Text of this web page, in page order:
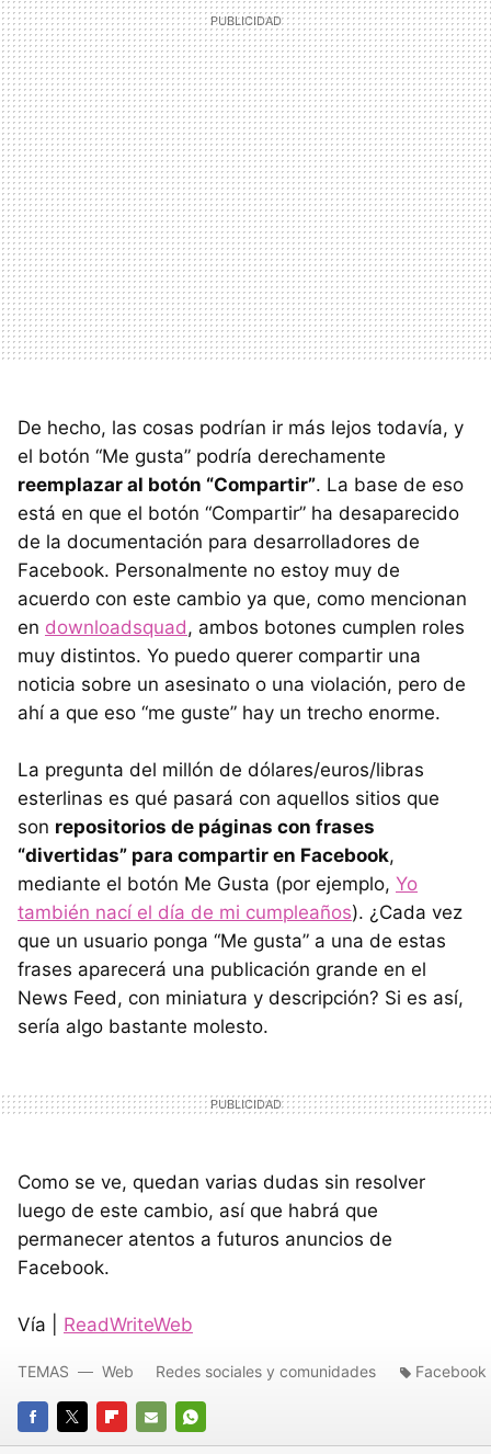
De hecho, las cosas podrían ir más lejos todavía, y
el botón “Me gusta” podría derechamente
reemplazar al botón “Compartir”. La base de eso
está en que el botón “Compartir” ha desaparecido
de la documentación para desarrolladores de
Facebook. Personalmente no estoy muy de
acuerdo con este cambio ya que, como mencionan
en downloadsquad, ambos botones cumplen roles
muy distintos. Yo puedo querer compartir una
noticia sobre un asesinato o una violación, pero de
ahí a que eso “me guste” hay un trecho enorme.
La pregunta del millón de dólares/euros/libras
esterlinas es qué pasará con aquellos sitios que
son repositorios de páginas con frases
“divertidas” para compartir en Facebook,
mediante el botón Me Gusta (por ejemplo, Yo
también nací el día de mi cumpleaños). ¿Cada vez
que un usuario ponga “Me gusta” a una de estas
frases aparecerá una publicación grande en el
News Feed, con miniatura y descripción? Si es así,
sería algo bastante molesto.
Como se ve, quedan varias dudas sin resolver
luego de este cambio, así que habrá que
permanecer atentos a futuros anuncios de
Facebook.
Vía | ReadWriteWeb
FACEBOOK
TWITTERFLIPBOARD
E- WHATSAPP
TEMAS Web Redes sociales y comunidades Facebook